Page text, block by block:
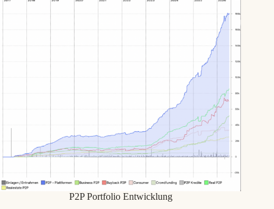
P2P Portfolio Entwicklung